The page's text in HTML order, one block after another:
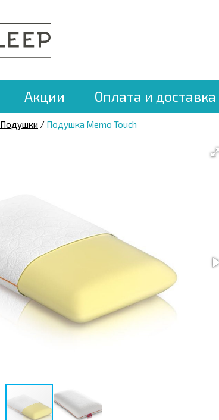
Акции Оплата и доставка
Подушки / Подушка Memo Touch